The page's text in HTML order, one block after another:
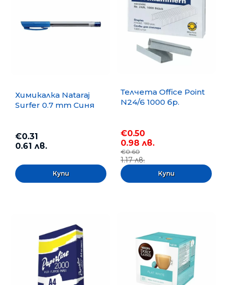
Химикалка Nataraj
Surfer 0.7 mm Синя
€0.31
0.61 лв.
Телчета Office Point
N24/6 1000 бр.
€0.50
0.98 лв.
€0.60
1.17 лв.